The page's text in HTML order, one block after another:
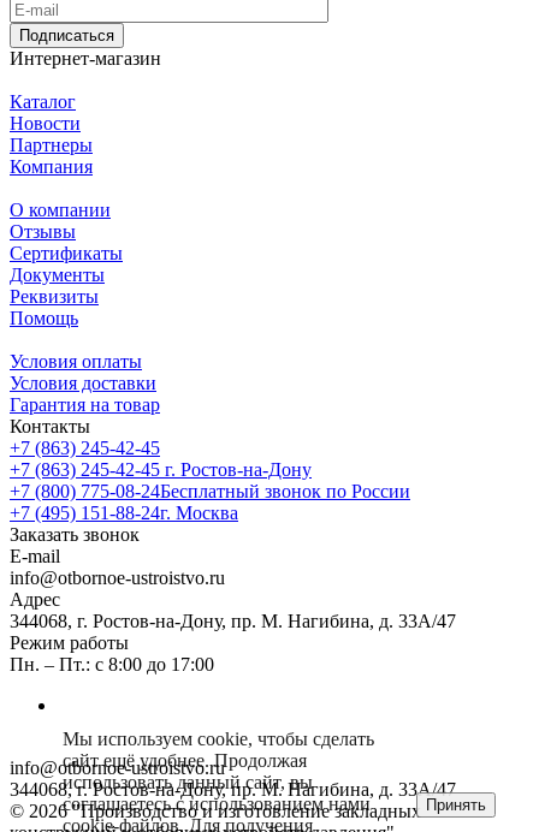
Подписаться
Интернет-магазин
Каталог
Новости
Партнеры
Компания
О компании
Отзывы
Сертификаты
Документы
Реквизиты
Помощь
Условия оплаты
Условия доставки
Гарантия на товар
Контакты
+7 (863) 245-42-45
+7 (863) 245-42-45 г. Ростов-на-Дону
+7 (800) 775-08-24Бесплатный звонок по России
+7 (495) 151-88-24г. Москва
Заказать звонок
E-mail
info@otbornoe-ustroistvo.ru
Адрес
344068, г. Ростов-на-Дону, пр. М. Нагибина, д. 33А/47
Режим работы
Пн. – Пт.: с 8:00 до 17:00
info@otbornoe-ustroistvo.ru
344068, г. Ростов-на-Дону, пр. М. Нагибина, д. 33А/47
© 2026 "Производство и изготовление закладных
Мы используем cookie, чтобы сделать
сайт ещё удобнее. Продолжая
использовать данный сайт, вы
соглашаетесь с использованием нами
cookie-файлов. Для получения
Принять